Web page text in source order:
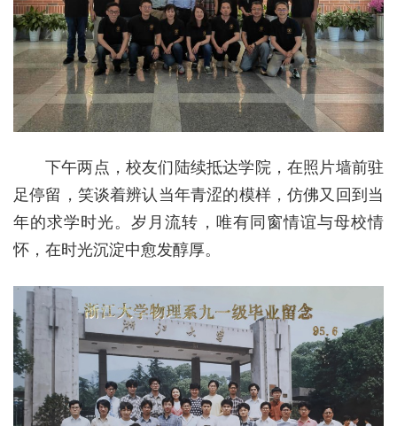
下午两点，校友们陆续抵达学院，在照片墙前驻
足停留，笑谈着辨认当年青涩的模样，仿佛又回到当
年的求学时光。岁月流转，唯有同窗情谊与母校情
怀，在时光沉淀中愈发醇厚。